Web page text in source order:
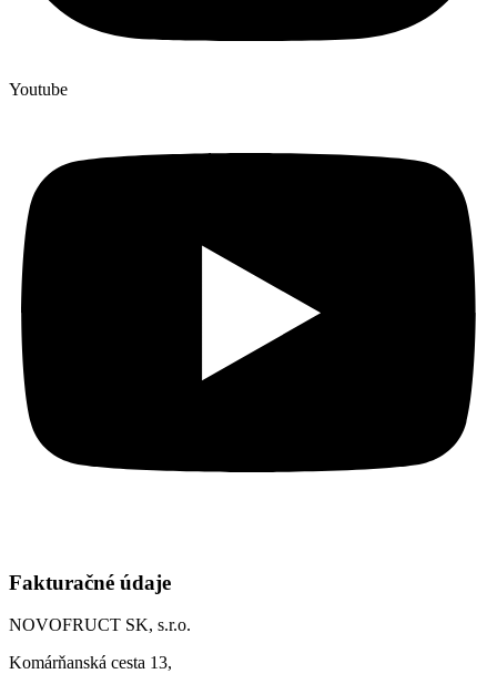
Youtube
Fakturačné údaje
NOVOFRUCT SK, s.r.o.
Komárňanská cesta 13,